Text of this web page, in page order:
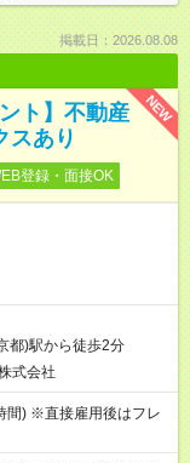
掲載日：2026.08.08
NEW
ト】不動産
スあり
登録・面接OK
都)駅から徒歩2分
式会社
) ※直接雇用後はフレ